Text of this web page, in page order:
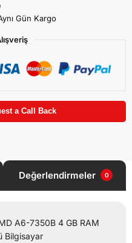
Gün Kargo
a Call Back
Değerlendirmeler 0
A6-7350B 4 GB RAM
Bilgisayar